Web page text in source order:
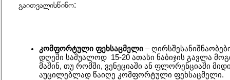
გაითვალისწინო:
კომფორტული ფეხსაცმელი –
დღეში საშუალოდ  15-20 ათასი ნაბიჯის გავლა
მაშინ, თუ რომში, ვენეციაში ან ფლორენციაში
აუცილებლად წაიღე კომფორტული ფეხსაცმელი.